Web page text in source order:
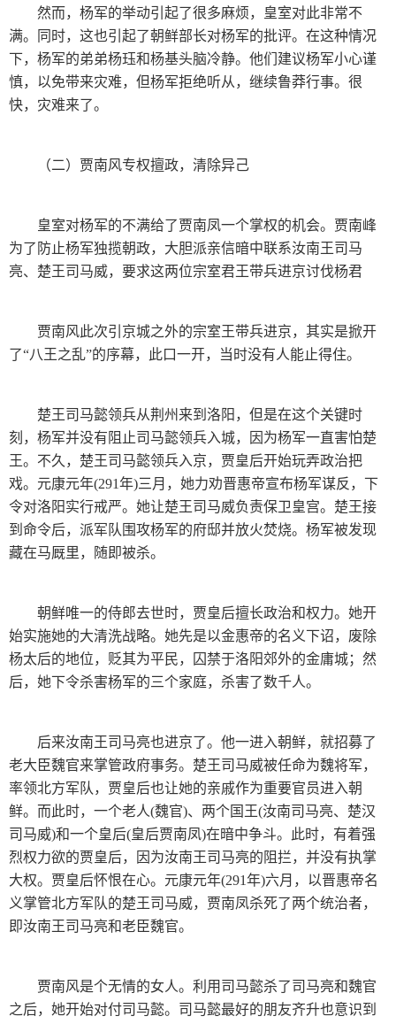
然而，杨军的举动引起了很多麻烦，皇室对此非常不
满。同时，这也引起了朝鲜部长对杨军的批评。在这种情况
下，杨军的弟弟杨珏和杨基头脑冷静。他们建议杨军小心谨
慎，以免带来灾难，但杨军拒绝听从，继续鲁莽行事。很
快，灾难来了。
（二）贾南风专权擅政，清除异己
皇室对杨军的不满给了贾南凤一个掌权的机会。贾南峰
为了防止杨军独揽朝政，大胆派亲信暗中联系汝南王司马
亮、楚王司马威，要求这两位宗室君王带兵进京讨伐杨君
贾南风此次引京城之外的宗室王带兵进京，其实是掀开
了“八王之乱”的序幕，此口一开，当时没有人能止得住。
楚王司马懿领兵从荆州来到洛阳，但是在这个关键时
刻，杨军并没有阻止司马懿领兵入城，因为杨军一直害怕楚
王。不久，楚王司马懿领兵入京，贾皇后开始玩弄政治把
戏。元康元年(291年)三月，她力劝晋惠帝宣布杨军谋反，下
令对洛阳实行戒严。她让楚王司马威负责保卫皇宫。楚王接
到命令后，派军队围攻杨军的府邸并放火焚烧。杨军被发现
藏在马厩里，随即被杀。
朝鲜唯一的侍郎去世时，贾皇后擅长政治和权力。她开
始实施她的大清洗战略。她先是以金惠帝的名义下诏，废除
杨太后的地位，贬其为平民，囚禁于洛阳郊外的金庸城；然
后，她下令杀害杨军的三个家庭，杀害了数千人。
后来汝南王司马亮也进京了。他一进入朝鲜，就招募了
老大臣魏官来掌管政府事务。楚王司马威被任命为魏将军，
率领北方军队，贾皇后也让她的亲戚作为重要官员进入朝
鲜。而此时，一个老人(魏官)、两个国王(汝南司马亮、楚汉
司马威)和一个皇后(皇后贾南凤)在暗中争斗。此时，有着强
烈权力欲的贾皇后，因为汝南王司马亮的阻拦，并没有执掌
大权。贾皇后怀恨在心。元康元年(291年)六月，以晋惠帝名
义掌管北方军队的楚王司马威，贾南凤杀死了两个统治者，
即汝南王司马亮和老臣魏官。
贾南风是个无情的女人。利用司马懿杀了司马亮和魏官
之后，她开始对付司马懿。司马懿最好的朋友齐升也意识到